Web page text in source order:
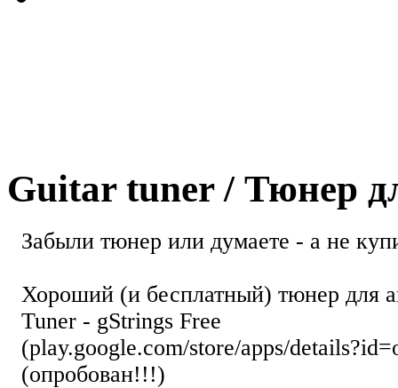
Guitar tuner / Тюнер
Забыли тюнер или думаете - а не
Хороший (и бесплатный) тюнер для
Tuner - gStrings Free
(play.google.com/store/apps/
(опробован!!!)